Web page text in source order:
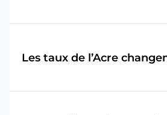
Les taux de l’Acre